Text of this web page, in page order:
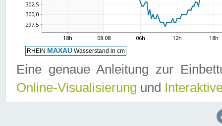
Eine genaue Anleitung zur
Online-Visualisierung und